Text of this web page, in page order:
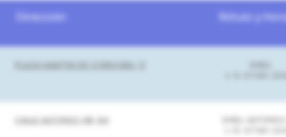
Dirección Rótulo y
PLAZA MARTIN DE CORDOBA, 17
SHELL
CALLE ALFONSO XIII, 84
SHELL